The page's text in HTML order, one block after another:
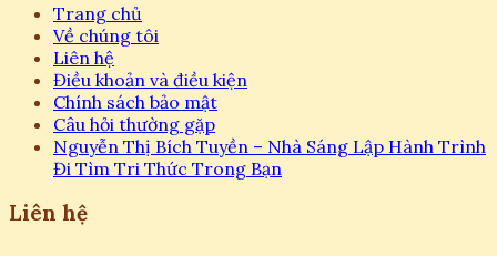
Trang chủ
Về chúng tôi
Liên hệ
Điều khoản và điều kiện
Chính sách bảo mật
Câu hỏi thường gặp
Nguyễn Thị Bích Tuyền – Nhà Sáng Lập Hành Trình
Đi Tìm Tri Thức Trong Bạn
Liên hệ